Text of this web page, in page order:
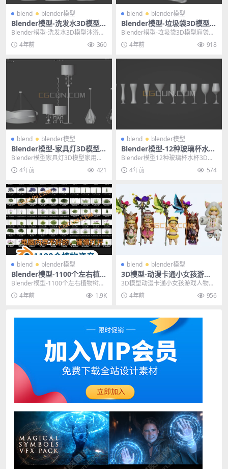
blend blender模型
Blender模型-洗发水3D模型沐
浴露模型生活用品模型素材
Blender模型-洗发水3D模型沐浴露
模型生活用品模型素材 其他推荐: Bl
e... 4年前 360
blend blender模型
Blender模型-垃圾袋3D模型麻
袋塑料袋模型素材（白模）
Blender模型-垃圾袋3D模型麻袋塑
料袋模型素材（白模） 其他推荐: Bl
e... 4年前 918
blend blender模型
Blender模型-家具灯3D模型家
用吊灯台灯三维模型（白模）
Blender模型家具灯3D模型家用吊
灯台灯三维模型（白模） 其他推
荐： Ble...
4年前 421
blend blender模型
Blender模型-12种玻璃杯水杯
3D模型三维模型素材
Blender模型12种玻璃杯水杯3D模
型三维模型素材 其他推荐: Blend
e... 4年前 574
blend blender模型
Blender模型-1100个左右植物
树木资产库模型预设合集
Blender模型-1100个左右植物树木
资产库模型预设合集，注意打开后
没有贴图...
4年前 1.9K
blend blender模型
3D模型-动漫卡通小女孩游戏
人物角色模型FBX Blend C4D
3D模型动漫卡通小女孩游戏人物角
色模型FBX Blend C4D 其他推荐:
3... 4年前 956